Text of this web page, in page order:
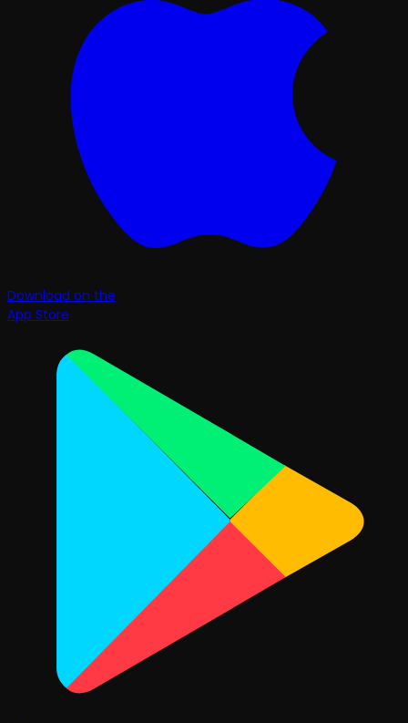
Download on the
App Store